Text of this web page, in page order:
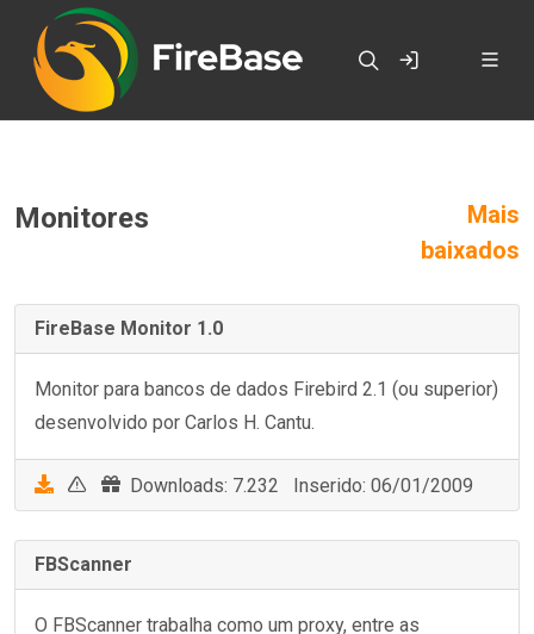
Monitores
Mais
baixados
FireBase Monitor 1.0
Monitor para bancos de dados Firebird 2.1 (ou superior)
desenvolvido por Carlos H. Cantu.
Downloads: 7.232 Inserido: 06/01/2009
FBScanner
O FBScanner trabalha como um proxy, entre as